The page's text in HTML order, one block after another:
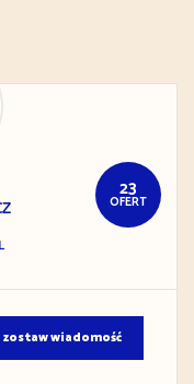
23
OFERT
zostaw wiadomość